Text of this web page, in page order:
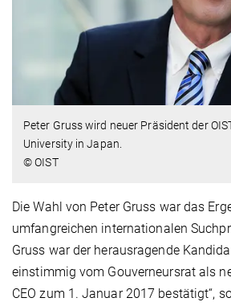
Peter Gruss wird neuer Präsident der
University in Japan.
© OIST
Die Wahl von Peter Gruss war das
umfangreichen internationalen
Gruss war der herausragende
einstimmig vom Gouverneursrat als
CEO zum 1. Januar 2017 bestätigt“,